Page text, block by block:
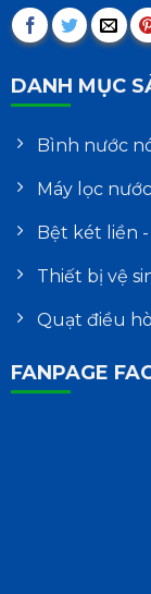
DANH MỤC
Bình nước
Máy lọc
Bệt két liền
Thiết bị vệ
Quạt điều
FANPAGE